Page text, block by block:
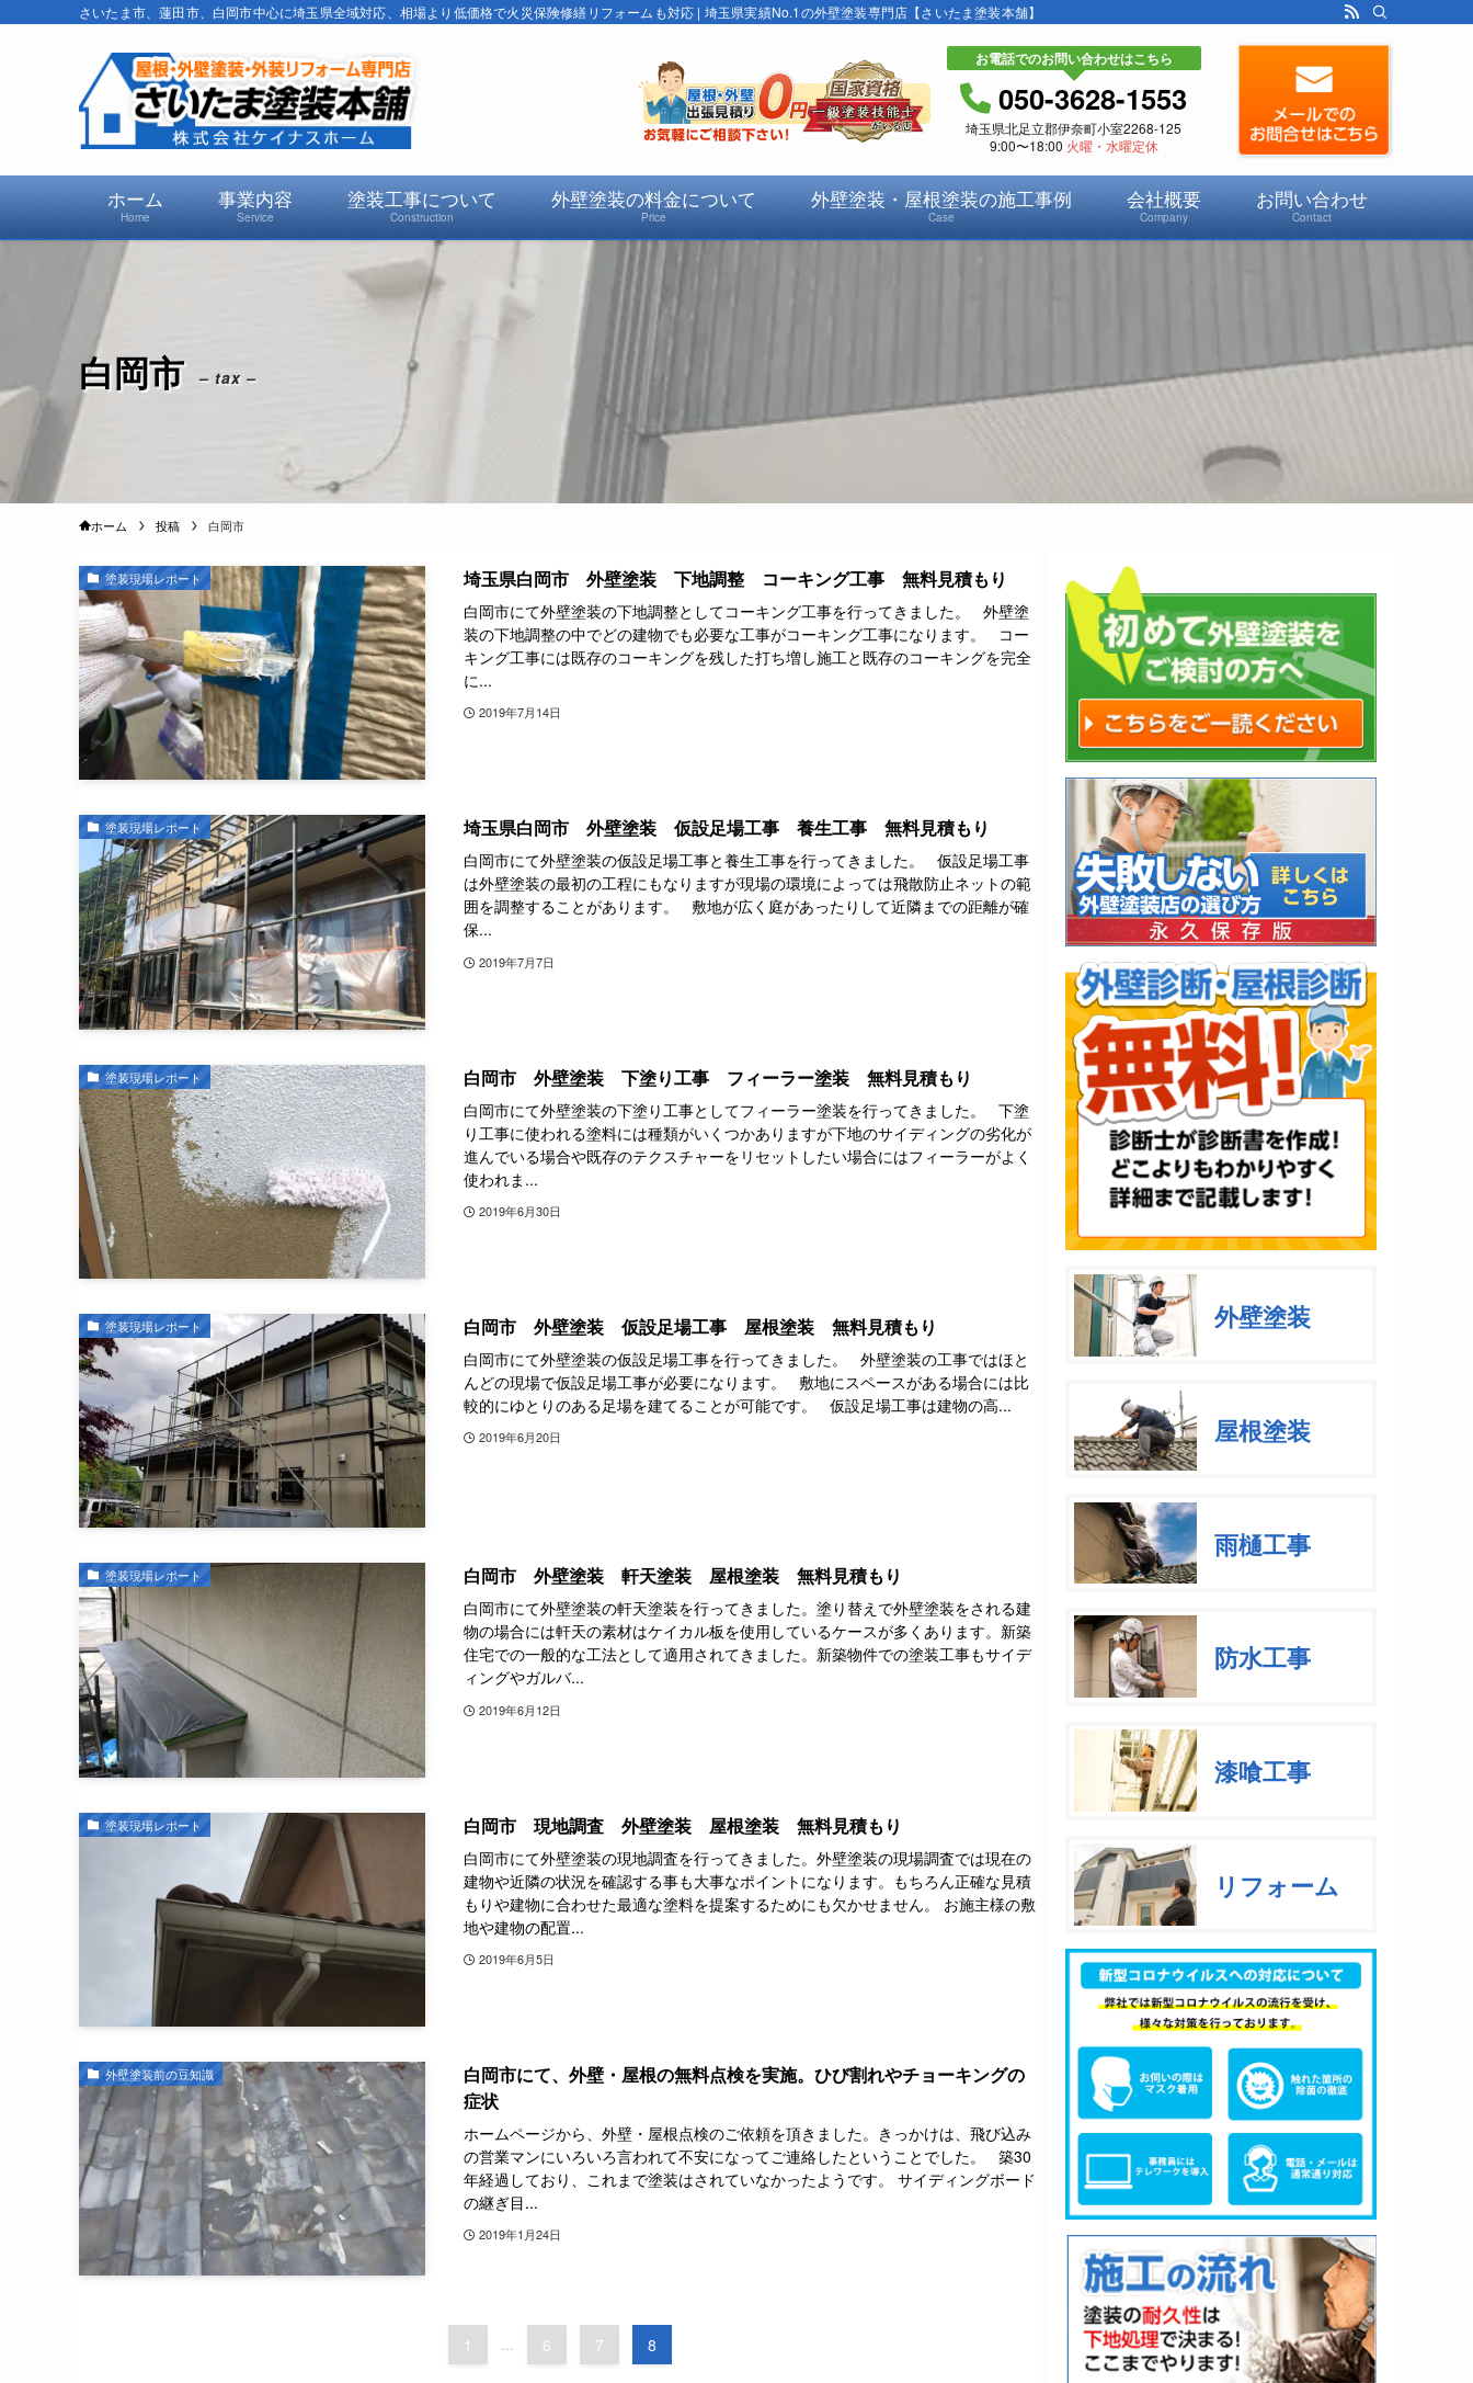
さいたま市、蓮田市、白岡市中心に埼玉県全域対応、相場より低価格で火災保険修繕リフォームも対応 | 埼玉県実績No.1の外壁塗装専門店【さいたま塗装本舗】
ホーム
Home
事業内容
Service
塗装工事について
Construction
外壁塗装の料金について
Price
外壁塗装・屋根塗装の施工事例
Case
会社概要
Company
お問い合わせ
Contact
お電話でのお問い合わせはこちら
050-3628-1553
埼玉県北足立郡伊奈町小室2268-125
9:00〜18:00 火曜・水曜定休
白岡市 – tax –
ホーム 投稿 白岡市
塗装現場レポート 埼玉県白岡市 外壁塗装 下地調整 コーキング工事 無料見積もり
白岡市にて外壁塗装の下地調整としてコーキング工事を行ってきました。 外壁塗
装の下地調整の中でどの建物でも必要な工事がコーキング工事になります。 コー
キング工事には既存のコーキングを残した打ち増し施工と既存のコーキングを完全
に...
2019年7月14日
塗装現場レポート 埼玉県白岡市 外壁塗装 仮設足場工事 養生工事 無料見積もり
白岡市にて外壁塗装の仮設足場工事と養生工事を行ってきました。 仮設足場工事
は外壁塗装の最初の工程にもなりますが現場の環境によっては飛散防止ネットの範
囲を調整することがあります。 敷地が広く庭があったりして近隣までの距離が確
保...
2019年7月7日
塗装現場レポート 白岡市 外壁塗装 下塗り工事 フィーラー塗装 無料見積もり
白岡市にて外壁塗装の下塗り工事としてフィーラー塗装を行ってきました。 下塗
り工事に使われる塗料には種類がいくつかありますが下地のサイディングの劣化が
進んでいる場合や既存のテクスチャーをリセットしたい場合にはフィーラーがよく
使われま...
2019年6月30日
塗装現場レポート 白岡市 外壁塗装 仮設足場工事 屋根塗装 無料見積もり
白岡市にて外壁塗装の仮設足場工事を行ってきました。 外壁塗装の工事ではほと
んどの現場で仮設足場工事が必要になります。 敷地にスペースがある場合には比
較的にゆとりのある足場を建てることが可能です。 仮設足場工事は建物の高...
2019年6月20日
塗装現場レポート 白岡市 外壁塗装 軒天塗装 屋根塗装 無料見積もり
白岡市にて外壁塗装の軒天塗装を行ってきました。塗り替えで外壁塗装をされる建
物の場合には軒天の素材はケイカル板を使用しているケースが多くあります。新築
住宅での一般的な工法として適用されてきました。新築物件での塗装工事もサイデ
ィングやガルバ...
2019年6月12日
塗装現場レポート 白岡市 現地調査 外壁塗装 屋根塗装 無料見積もり
白岡市にて外壁塗装の現地調査を行ってきました。外壁塗装の現場調査では現在の
建物や近隣の状況を確認する事も大事なポイントになります。もちろん正確な見積
もりや建物に合わせた最適な塗料を提案するためにも欠かせません。 お施主様の敷
地や建物の配置...
2019年6月5日
外壁塗装前の豆知識
白岡市にて、外壁・屋根の無料点検を実施。ひび割れやチョーキングの
症状
ホームページから、外壁・屋根点検のご依頼を頂きました。きっかけは、飛び込み
の営業マンにいろいろ言われて不安になってご連絡したということでした。 築30
年経過しており、これまで塗装はされていなかったようです。 サイディングボード
の継ぎ目...
2019年1月24日
1 ... 6 7 8
外壁塗装
屋根塗装
雨樋工事
防水工事
漆喰工事
リフォーム